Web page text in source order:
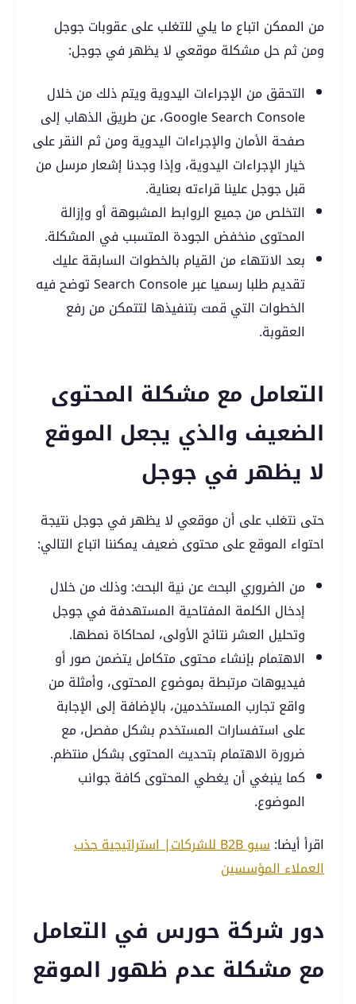
من الممكن اتباع ما يلي للتغلب على عقوبات جوجل
ومن ثم حل مشكلة موقعي لا يظهر في جوجل:
التحقق من الإجراءات اليدوية ويتم ذلك من خلال
Google Search Console، عن طريق الذهاب إلى
صفحة الأمان والإجراءات اليدوية ومن ثم النقر على
خيار الإجراءات اليدوية، وإذا وجدنا إشعار مرسل من
قبل جوجل علينا قراءته بعناية.
التخلص من جميع الروابط المشبوهة أو وإزالة
المحتوى منخفض الجودة المتسبب في المشكلة.
بعد الانتهاء من القيام بالخطوات السابقة عليك
تقديم طلبا رسميا عبر Search Console توضح فيه
الخطوات التي قمت بتنفيذها لتتمكن من رفع
العقوبة.
التعامل مع مشكلة المحتوى
الضعيف والذي يجعل الموقع
لا يظهر في جوجل
حتى نتغلب على أن موقعي لا يظهر في جوجل نتيجة
احتواء الموقع على محتوى ضعيف يمكننا اتباع التالي:
من الضروري البحث عن نية البحث: وذلك من خلال
إدخال الكلمة المفتاحية المستهدفة في جوجل
وتحليل العشر نتائج الأولى، لمحاكاة نمطها.
الاهتمام بإنشاء محتوى متكامل يتضمن صور أو
فيديوهات مرتبطة بموضوع المحتوى، وأمثلة من
واقع تجارب المستخدمين، بالإضافة إلى الإجابة
على استفسارات المستخدم بشكل مفصل، مع
ضرورة الاهتمام بتحديث المحتوى بشكل منتظم.
كما ينبغي أن يغطي المحتوى كافة جوانب
الموضوع.
اقرأ أيضا:
سيو B2B للشركات| استراتيجية جذب
العملاء المؤسسين
دور شركة حورس في التعامل
مع مشكلة عدم ظهور الموقع